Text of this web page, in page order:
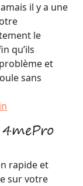
il y a une
le
qu’ils
et
sans
rapide et
sur votre